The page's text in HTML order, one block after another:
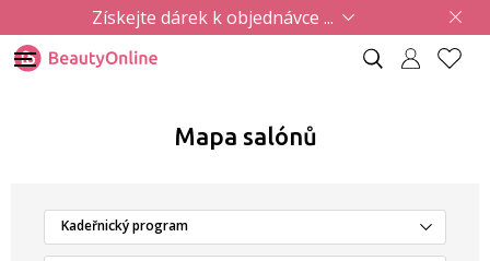
Získejte dárek k objednávce ...
Mapa salónů
Kadeřnický program